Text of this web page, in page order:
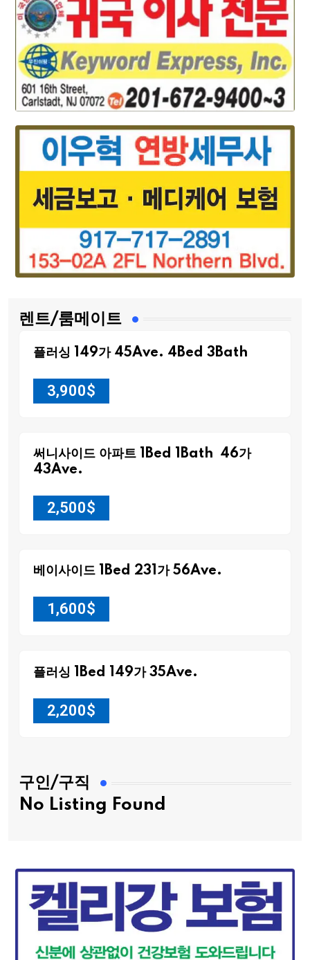
렌트/룸메이트
플러싱 149가 45Ave. 4Bed 3Bath
3,900$
써니사이드 아파트 1Bed 1Bath 46가
43Ave.
2,500$
베이사이드 1Bed 231가 56Ave.
1,600$
플러싱 1Bed 149가 35Ave.
2,200$
구인/구직
No Listing Found